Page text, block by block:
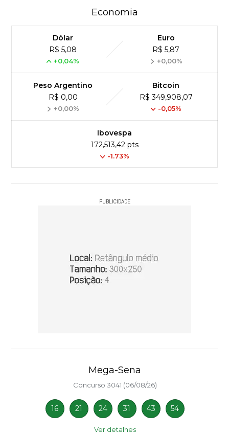
Economia
Dólar
R$ 5,08
+0,04%
Euro
R$ 5,87
+0,00%
Peso Argentino
R$ 0,00
+0,00%
Bitcoin
R$ 349,908,07
-0,05%
Ibovespa
172,513,42 pts
-1.73%
PUBLICIDADE
Mega-Sena
Concurso 3041 (06/08/26)
16 21 24 31 43 54
Ver detalhes